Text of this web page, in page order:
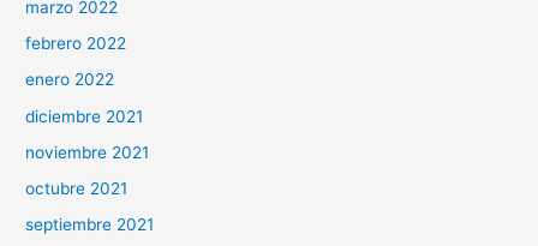
marzo 2022
febrero 2022
enero 2022
diciembre 2021
noviembre 2021
octubre 2021
septiembre 2021